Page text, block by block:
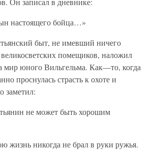
настоящего бойца…»
быт, не имевший ничего
помещиков, наложил
мир юного Вильгельма. Как—то, когда
проснулась страсть к охоте и
заметил:
не может быть хорошим
жизнь никогда не брал в руки ружья.